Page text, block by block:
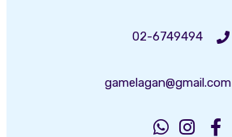
02-6749494
gamelagan@gmail.com